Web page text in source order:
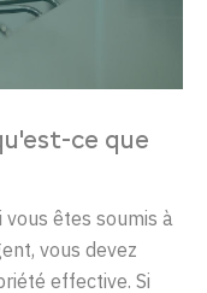
ce que
êtes soumis à
vous devez
effective. Si